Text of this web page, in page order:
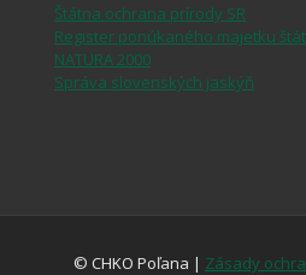
Štátna ochrana prírody SR
Register ponúkaného majetku
NATURA 2000
Správa slovenských jaskýň
© CHKO Poľana | Zásady